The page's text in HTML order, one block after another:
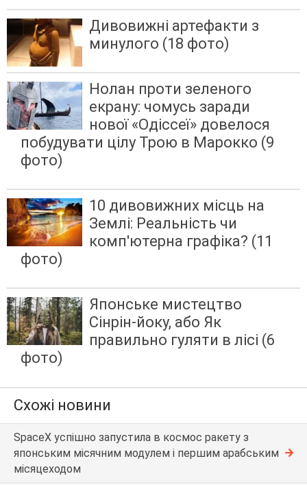
Дивовижні артефакти з
минулого (18 фото)
Нолан проти зеленого
екрану: чомусь заради
нової «Одіссеї» довелося
побудувати цілу Трою в Марокко (9
фото)
10 дивовижних місць на
Землі: Реальність чи
комп'ютерна графіка? (11
фото)
Японське мистецтво
Сінрін-йоку, або Як
правильно гуляти в лісі (6
фото)
Схожі новини
SpaceX успішно запустила в космос ракету з
японським місячним модулем і першим арабським
місяцеходом